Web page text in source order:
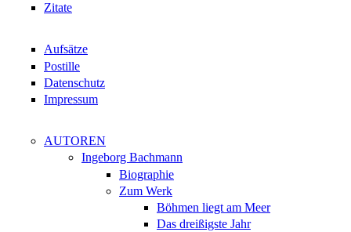
Zitate
Aufsätze
Postille
Datenschutz
Impressum
AUTOREN
Ingeborg Bachmann
Biographie
Zum Werk
Böhmen liegt am Meer
Das dreißigste Jahr